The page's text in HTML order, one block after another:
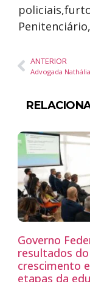
ANTERIOR
Advogada
Governo
resultados
crescimento
etapas da